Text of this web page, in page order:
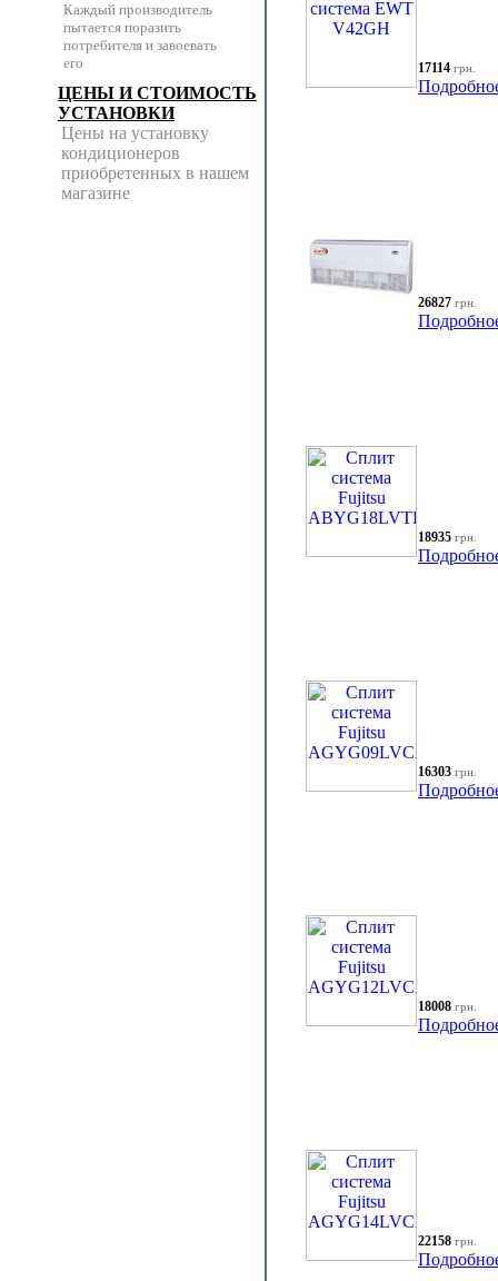
Каждый производитель
пытается поразить
потребителя и завоевать
его
ЦЕНЫ И СТОИМОСТЬ
УСТАНОВКИ
Цены на установку
кондиционеров
приобретенных в нашем
магазине
17114 грн.
26827 грн.
18935 грн.
16303 грн.
18008 грн.
22158 грн.